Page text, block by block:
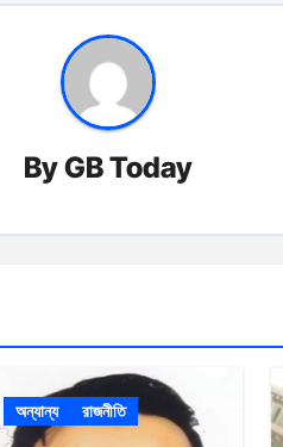
ByGB Today
অন্যান্য রাজনীতি